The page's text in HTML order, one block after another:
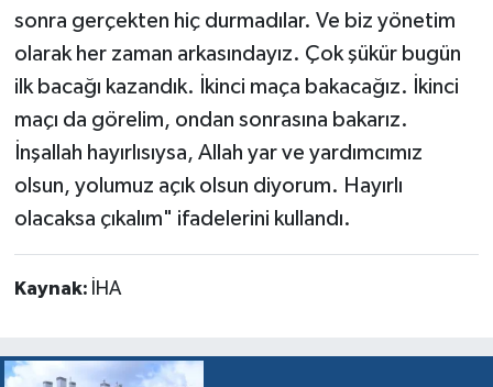
sonra gerçekten hiç durmadılar. Ve biz yönetim
olarak her zaman arkasındayız. Çok şükür bugün
ilk bacağı kazandık. İkinci maça bakacağız. İkinci
maçı da görelim, ondan sonrasına bakarız.
İnşallah hayırlısıysa, Allah yar ve yardımcımız
olsun, yolumuz açık olsun diyorum. Hayırlı
olacaksa çıkalım" ifadelerini kullandı.
Kaynak: İHA